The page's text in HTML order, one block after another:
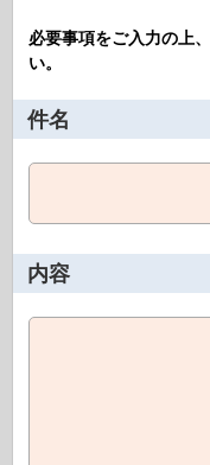
必要事項をご入力の上
い。
件名
内容